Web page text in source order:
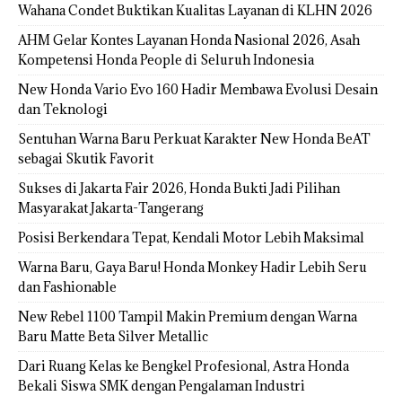
Wahana Condet Buktikan Kualitas Layanan di KLHN 2026
AHM Gelar Kontes Layanan Honda Nasional 2026, Asah
Kompetensi Honda People di Seluruh Indonesia
New Honda Vario Evo 160 Hadir Membawa Evolusi Desain
dan Teknologi
Sentuhan Warna Baru Perkuat Karakter New Honda BeAT
sebagai Skutik Favorit
Sukses di Jakarta Fair 2026, Honda Bukti Jadi Pilihan
Masyarakat Jakarta-Tangerang
Posisi Berkendara Tepat, Kendali Motor Lebih Maksimal
Warna Baru, Gaya Baru! Honda Monkey Hadir Lebih Seru
dan Fashionable
New Rebel 1100 Tampil Makin Premium dengan Warna
Baru Matte Beta Silver Metallic
Dari Ruang Kelas ke Bengkel Profesional, Astra Honda
Bekali Siswa SMK dengan Pengalaman Industri